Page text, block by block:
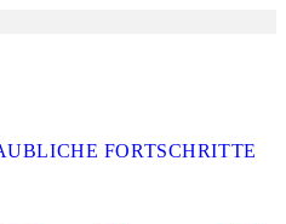
FORTSCHRITTE